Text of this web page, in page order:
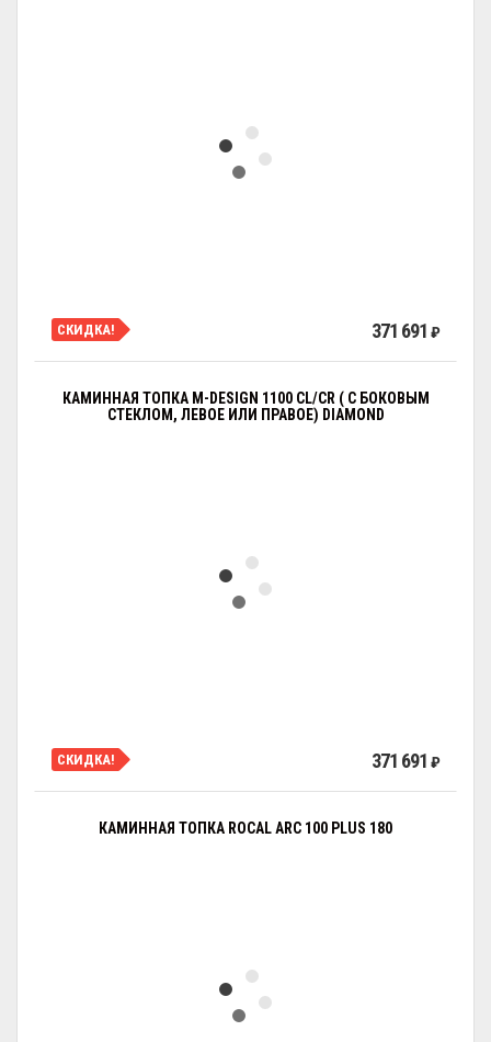
СКИДКА! 371 691 ₽
КАМИННАЯ ТОПКА M-DESIGN 1100 CL/CR ( С БОКОВЫМ
СТЕКЛОМ, ЛЕВОЕ ИЛИ ПРАВОЕ) DIAMOND
СКИДКА! 371 691 ₽
КАМИННАЯ ТОПКА ROCAL ARC 100 PLUS 180